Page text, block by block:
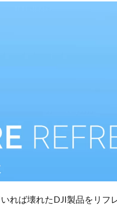
いれば壊れたDJI製品をリフ